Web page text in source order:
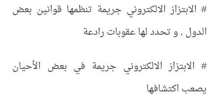
# الابتزاز الالكتروني جريمة تنظمها قوانين بعض
الدول , و تحدد لها عقوبات رادعة
# الابتزاز الالكتروني جريمة في بعض الأحيان
يصعب اكتشافها